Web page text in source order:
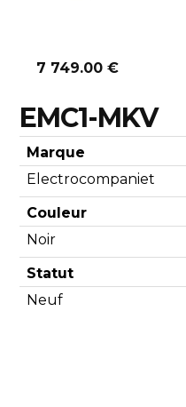
7 749.00 €
EMC1-MKV
Marque
Electrocompaniet
Couleur
Noir
Statut
Neuf